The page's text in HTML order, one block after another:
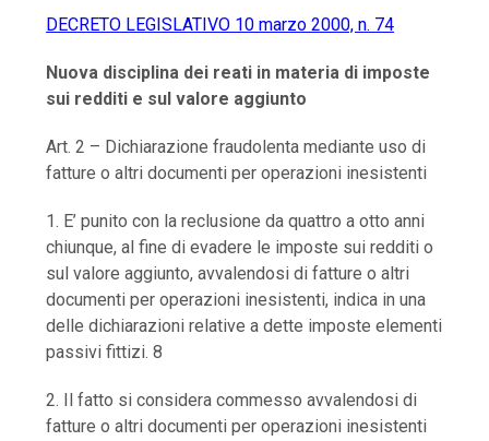
DECRETO LEGISLATIVO 10 marzo 2000, n. 74
Nuova disciplina dei reati in materia di imposte
sui redditi e sul valore aggiunto
Art. 2 – Dichiarazione fraudolenta mediante uso di
fatture o altri documenti per operazioni inesistenti
1. E’ punito con la reclusione da quattro a otto anni
chiunque, al fine di evadere le imposte sui redditi o
sul valore aggiunto, avvalendosi di fatture o altri
documenti per operazioni inesistenti, indica in una
delle dichiarazioni relative a dette imposte elementi
passivi fittizi. 8
2. Il fatto si considera commesso avvalendosi di
fatture o altri documenti per operazioni inesistenti